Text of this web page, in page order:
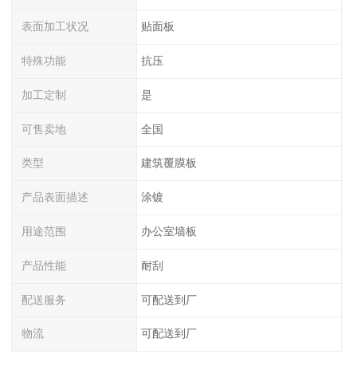
表面加工状况 贴面板
特殊功能 抗压
加工定制 是
可售卖地 全国
类型 建筑覆膜板
产品表面描述 涂镀
用途范围 办公室墙板
产品性能 耐刮
配送服务 可配送到厂
物流 可配送到厂